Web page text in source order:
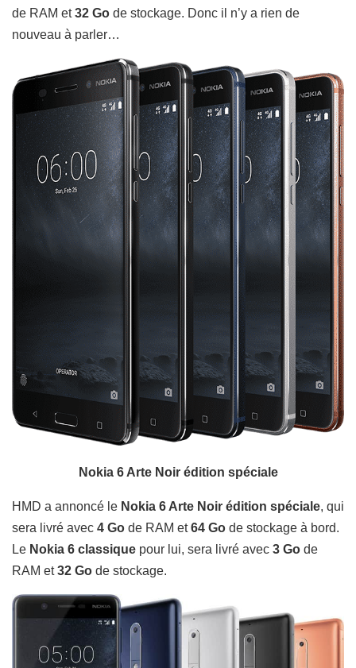
de RAM et32 Go de stockage. Donc il n’y a rien de
nouveau à parler…
Nokia 6 Arte Noir édition spéciale
HMD a annoncé le Nokia 6 Arte Noir édition spéciale, qui
sera livré avec 4 Go de RAM et64 Go de stockage à bord.
Le Nokia 6 classique pour lui, sera livré avec 3 Go de
RAM et32 Go de stockage.